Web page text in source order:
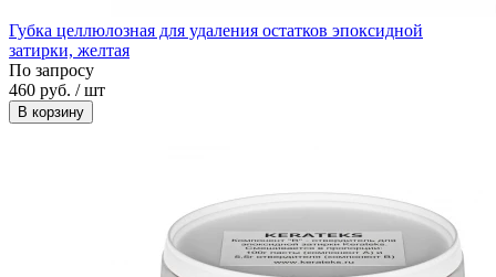
Губка целлюлозная для удаления остатков эпоксидной
затирки, желтая
По запросу
460 руб. / шт
В корзину